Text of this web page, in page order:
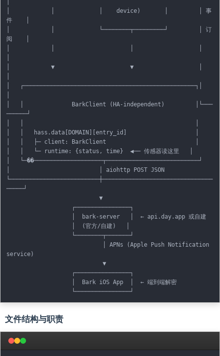
│            │             │    device)       │         │ 事
件    │
│            │             └────────┬─────────┘         │ 订
阅    │
│            ▼                      ▼                   │
│   ┌──────────────────────────────────────────────────┐│
│   │              BarkClient (HA-independent)         │└───
──────┘
│   │   hass.data[DOMAIN][entry_id]                    │
│   │   ├─ client: BarkClient                          │
│   │   └─ runtime: {status, time}  ◀── 传感器读这里   │
│   └─��────────────────────┬───────────────────────────┘
│                          │ aiohttp POST JSON
└──────────────────────────┼────────────────────────────────
─────┘
service)
文件结构与职责